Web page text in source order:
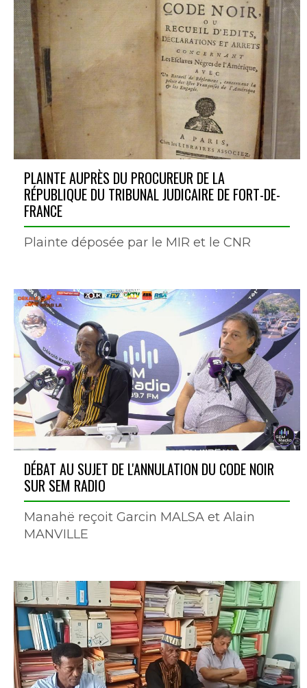
PLAINTE AUPRÈS DU PROCUREUR DE LA
RÉPUBLIQUE DU TRIBUNAL JUDICAIRE DE FORT-DE-
FRANCE
Plainte déposée par le MIR et le CNR
DÉBAT AU SUJET DE L'ANNULATION DU CODE NOIR
SUR SEM RADIO
Manahë reçoit Garcin MALSA et Alain
MANVILLE